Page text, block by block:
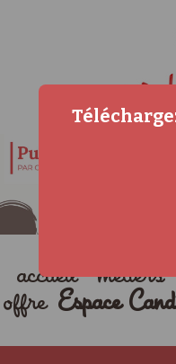
accueil métiers
offre Espace